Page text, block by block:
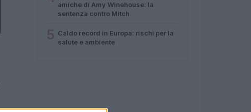
amiche di Amy Winehouse: la
sentenza contro Mitch
Caldo record in Europa: rischi per la
salute e ambiente